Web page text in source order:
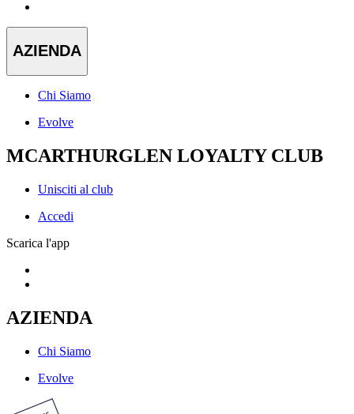
AZIENDA
Chi Siamo
Evolve
MCARTHURGLEN LOYALTY CLUB
Unisciti al club
Accedi
Scarica l'app
AZIENDA
Chi Siamo
Evolve